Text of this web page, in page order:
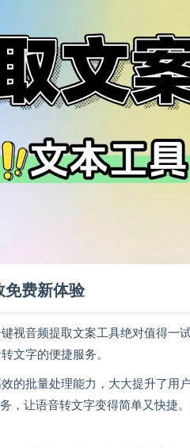
免费新体验
视音频提取文案工具绝对值得一
文字的便捷服务。
的批量处理能力，大大提升了用
，让语音转文字变得简单又快捷